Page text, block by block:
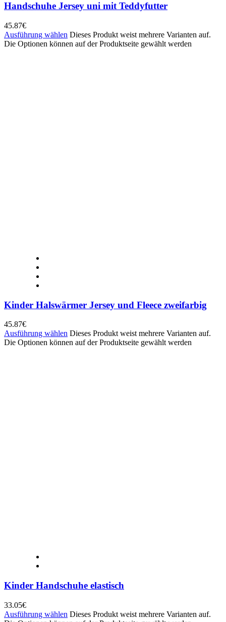
Handschuhe Jersey uni mit Teddyfutter
45.87€
Ausführung wählen Dieses Produkt weist mehrere Varianten auf.
Die Optionen können auf der Produktseite gewählt werden
Kinder Halswärmer Jersey und Fleece zweifarbig
45.87€
Ausführung wählen Dieses Produkt weist mehrere Varianten auf.
Die Optionen können auf der Produktseite gewählt werden
Kinder Handschuhe elastisch
33.05€
Ausführung wählen Dieses Produkt weist mehrere Varianten auf.